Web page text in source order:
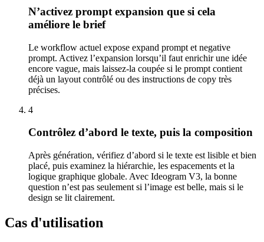
N’activez prompt expansion que si cela
améliore le brief
Le workflow actuel expose expand prompt et negative
prompt. Activez l’expansion lorsqu’il faut enrichir une idée
encore vague, mais laissez-la coupée si le prompt contient
déjà un layout contrôlé ou des instructions de copy très
précises.
4
Contrôlez d’abord le texte, puis la composition
Après génération, vérifiez d’abord si le texte est lisible et bien
placé, puis examinez la hiérarchie, les espacements et la
logique graphique globale. Avec Ideogram V3, la bonne
question n’est pas seulement si l’image est belle, mais si le
design se lit clairement.
Cas d'utilisation